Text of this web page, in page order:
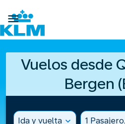

Vuelos desde
Bergen
Ida y vuelta expand_more 1